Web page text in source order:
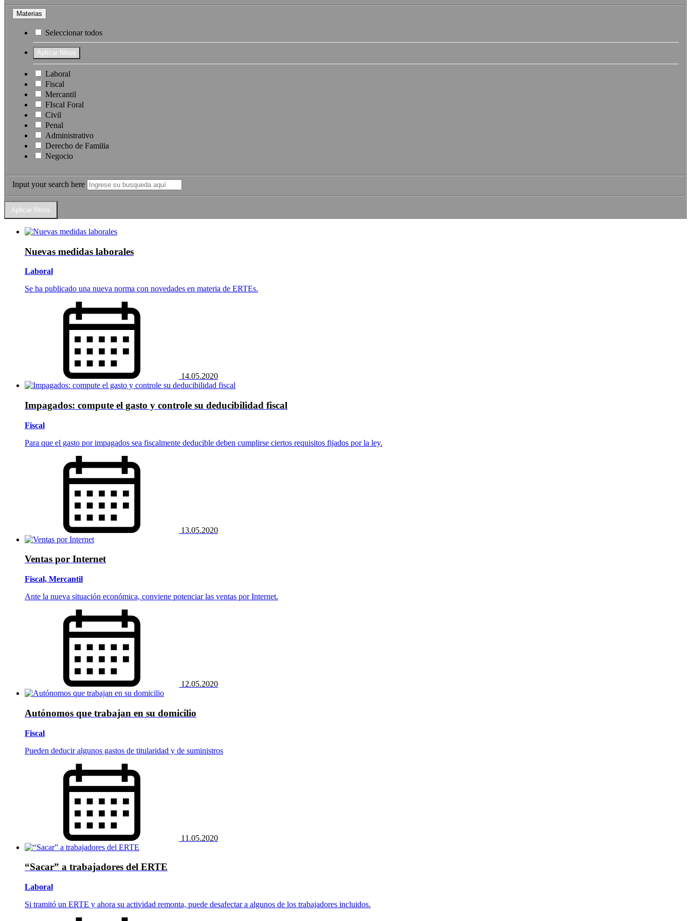
Materias
Seleccionar todos
Laboral
Fiscal
Mercantil
FIscal Foral
Civil
Penal
Administrativo
Derecho de Familia
Negocio
Input your search here
Nuevas medidas laborales
Laboral
Se ha publicado una nueva norma con novedades en materia de ERTEs.
14.05.2020
Impagados: compute el gasto y controle su deducibilidad fiscal
Fiscal
Para que el gasto por impagados sea fiscalmente deducible deben cumplirse ciertos requisitos fijados por la ley.
13.05.2020
Ventas por Internet
Fiscal, Mercantil
Ante la nueva situación económica, conviene potenciar las ventas por Internet.
12.05.2020
Autónomos que trabajan en su domicilio
Fiscal
Pueden deducir algunos gastos de titularidad y de suministros
11.05.2020
“Sacar” a trabajadores del ERTE
Laboral
Si tramitó un ERTE y ahora su actividad remonta, puede desafectar a algunos de los trabajadores incluidos.